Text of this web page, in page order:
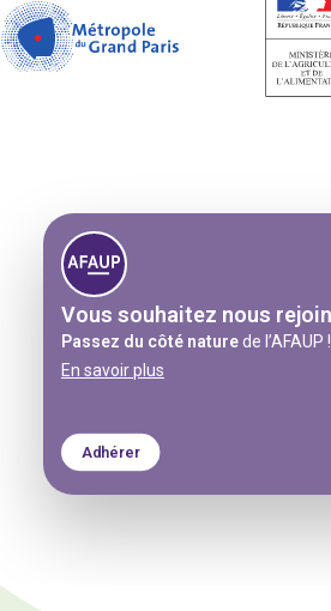
Vous souhaitez nous
Passez du côté naturede l’AFAUP !
En savoir plus
Adhérer